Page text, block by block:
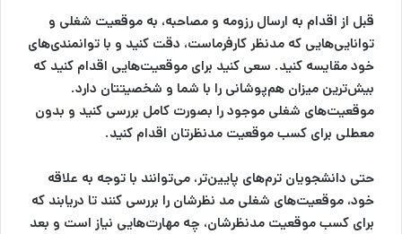
قبل از اقدام به ارسال رزومه و مصاحبه، به موقعیت شغلی و
توانایی‌هایی که مدنظر کارفرماست، دقت کنید و با توانمندی‌های
خود مقایسه کنید. سعی کنید برای موقعیت‌هایی اقدام کنید که
بیش‌ترین میزان هم‌پوشانی را با شما و شخصیتتان دارد.
موقعیت‌های شغلی موجود را بصورت کامل بررسی کنید و بدون
معطلی برای کسب موقعیت مدنظرتان اقدام کنید.
حتی دانشجویان ترم‌های پایین‌تر، می‌توانند با توجه به علاقه
خود، موقعیت‌های شغلی مد نظرشان را بررسی کنند تا دریابند که
برای کسب موقعیت مدنظرشان، چه مهارت‌هایی نیاز است و بعد